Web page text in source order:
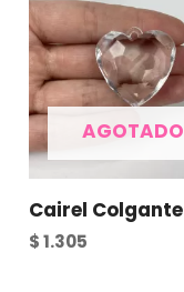
AGOTADO
Cairel Colgante
$1.305